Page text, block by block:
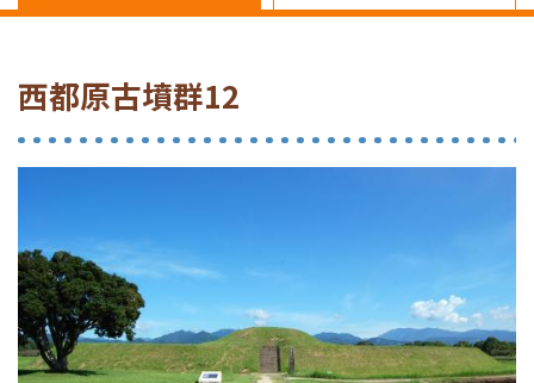
西都原古墳群12